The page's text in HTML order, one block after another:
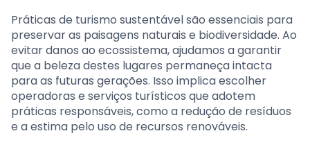
Práticas de turismo sustentável são essenciais para
preservar as paisagens naturais e biodiversidade. Ao
evitar danos ao ecossistema, ajudamos a garantir
que a beleza destes lugares permaneça intacta
para as futuras gerações. Isso implica escolher
operadoras e serviços turísticos que adotem
práticas responsáveis, como a redução de resíduos
e a estima pelo uso de recursos renováveis.